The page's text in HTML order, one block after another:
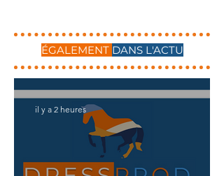
ÉGALEMENT DANS L'ACTU
il y a 2 heures